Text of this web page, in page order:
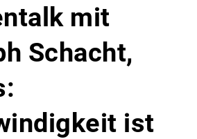
mit
Schacht,
ist